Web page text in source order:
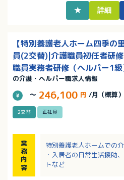
★ 詳細
【特別養護老人ホーム四季
員(2交替)|介護職員初任者研
職員実務者研修（ヘルパー1
の介護・ヘルパー職求人情報
～ 246,100 円 /月（概算）
2交替 正社員
業
務
内
容
特別養護老人ホームでの
・入居者の日常生活援助
トなど